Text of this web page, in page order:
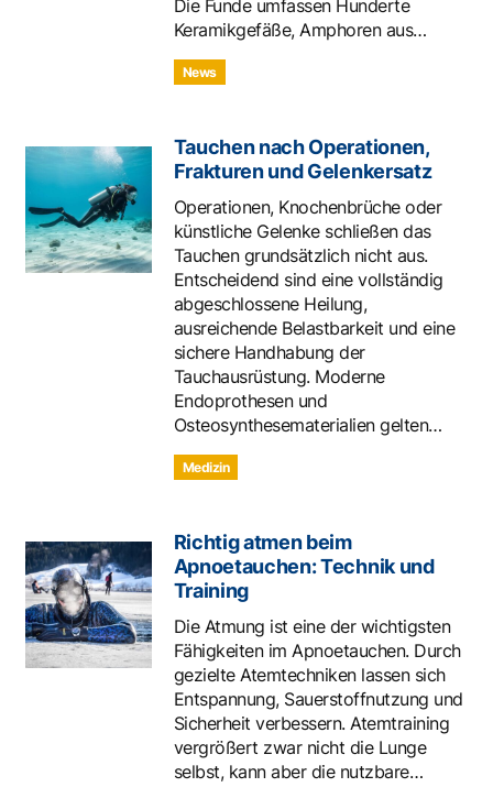
Die Funde umfassen Hunderte
Keramikgefäße, Amphoren aus…
News
Tauchen nach Operationen,
Frakturen und Gelenkersatz
Operationen, Knochenbrüche oder
künstliche Gelenke schließen das
Tauchen grundsätzlich nicht aus.
Entscheidend sind eine vollständig
abgeschlossene Heilung,
ausreichende Belastbarkeit und eine
sichere Handhabung der
Tauchausrüstung. Moderne
Endoprothesen und
Osteosynthesematerialien gelten…
Medizin
Richtig atmen beim
Apnoetauchen: Technik und
Training
Die Atmung ist eine der wichtigsten
Fähigkeiten im Apnoetauchen. Durch
gezielte Atemtechniken lassen sich
Entspannung, Sauerstoffnutzung und
Sicherheit verbessern. Atemtraining
vergrößert zwar nicht die Lunge
selbst, kann aber die nutzbare…